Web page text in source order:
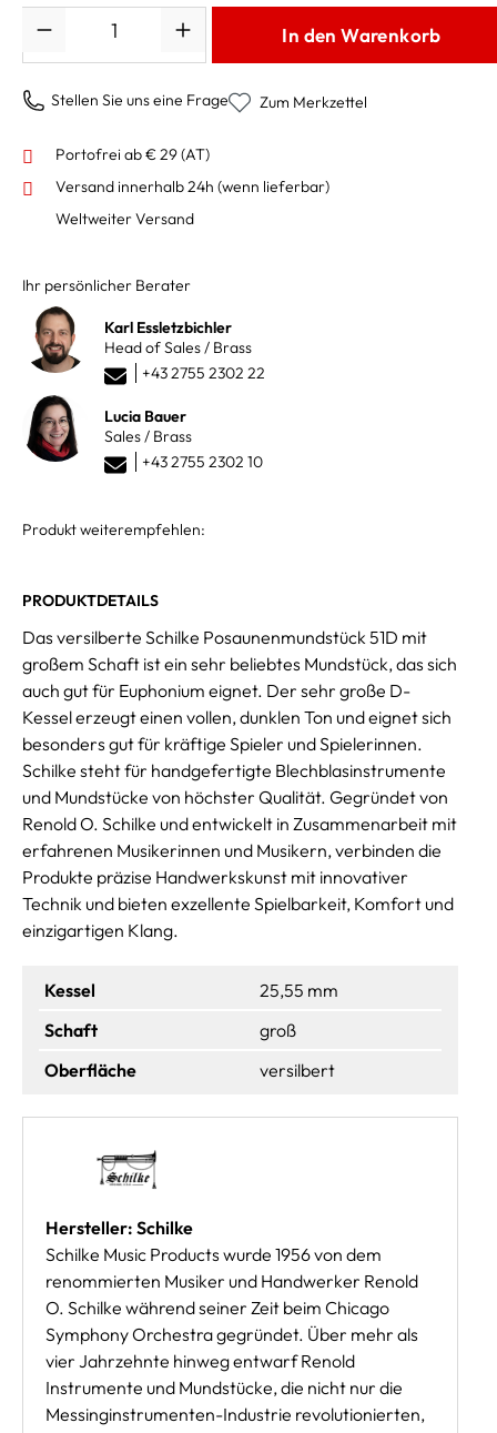
In den Warenkorb
Stellen Sie uns eine Frage Zum Merkzettel
Portofrei ab € 29 (AT)
Versand innerhalb 24h (wenn lieferbar)
Weltweiter Versand
Ihr persönlicher Berater
Karl Essletzbichler
Head of Sales / Brass
+43 2755 2302 22
Lucia Bauer
Sales / Brass
+43 2755 2302 10
Produkt weiterempfehlen:
PRODUKTDETAILS
Das versilberte Schilke Posaunenmundstück 51D mit
großem Schaft ist ein sehr beliebtes Mundstück, das sich
auch gut für Euphonium eignet. Der sehr große D-
Kessel erzeugt einen vollen, dunklen Ton und eignet sich
besonders gut für kräftige Spieler und Spielerinnen.
Schilke steht für handgefertigte Blechblasinstrumente
und Mundstücke von höchster Qualität. Gegründet von
Renold O. Schilke und entwickelt in Zusammenarbeit mit
erfahrenen Musikerinnen und Musikern, verbinden die
Produkte präzise Handwerkskunst mit innovativer
Technik und bieten exzellente Spielbarkeit, Komfort und
einzigartigen Klang.
Kessel
25,55 mm
Schaft
groß
Oberfläche
versilbert
Hersteller: Schilke
Schilke Music Products wurde 1956 von dem
renommierten Musiker und Handwerker Renold
O. Schilke während seiner Zeit beim Chicago
Symphony Orchestra gegründet. Über mehr als
vier Jahrzehnte hinweg entwarf Renold
Instrumente und Mundstücke, die nicht nur die
Messinginstrumenten-Industrie revolutionierten,